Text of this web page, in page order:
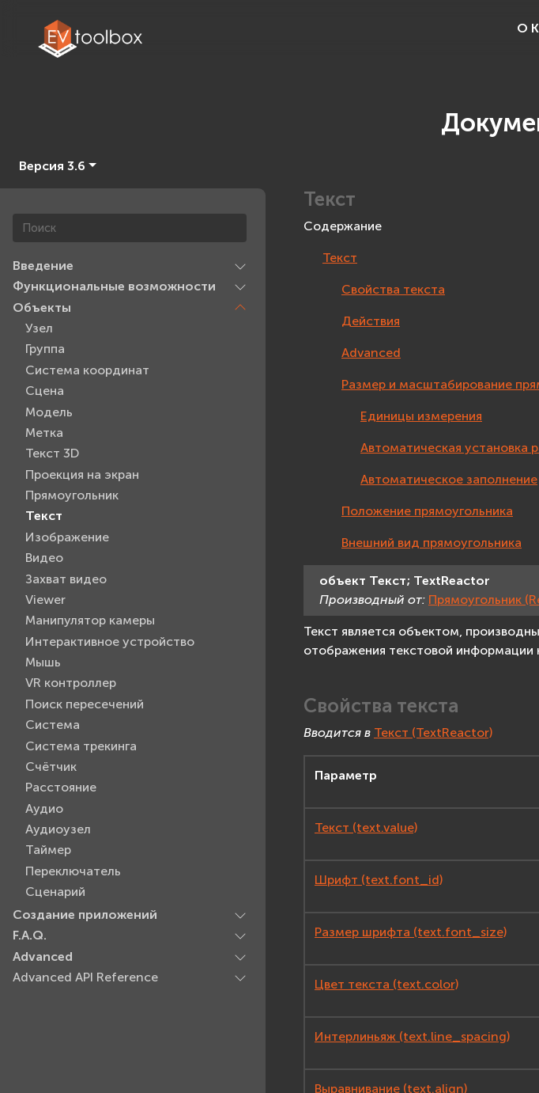
О
Версия 3.6
Введение
Функциональные возможности
Объекты
Узел
Группа
Система координат
Сцена
Модель
Метка
Текст 3D
Проекция на экран
Прямоугольник
Текст
Изображение
Видео
Захват видео
Viewer
Манипулятор камеры
Интерактивное устройство
Мышь
VR контроллер
Поиск пересечений
Система
Система трекинга
Счётчик
Расстояние
Аудио
Аудиоузел
Таймер
Переключатель
Сценарий
Создание приложений
F.A.Q.
Advanced
Advanced API Reference
Текст
Содержание
Текст
Свойства текста
Действия
Advanced
Размер и масштабирование
Единицы измерения
Автоматическая установка
Автоматическое заполнение
Положение прямоугольника
Внешний вид прямоугольника
объект Текст; TextReactor
Производный от: Прямоугольник
Текст является объектом,
отображения текстовой информации
Свойства текста
Вводится в Текст (TextReactor)
Параметр
Текст (text.value)
Шрифт (text.font_id)
Размер шрифта (text.font_size)
Цвет текста (text.color)
Интерлиньяж (text.line_spacing)
Выравнивание (text.align)